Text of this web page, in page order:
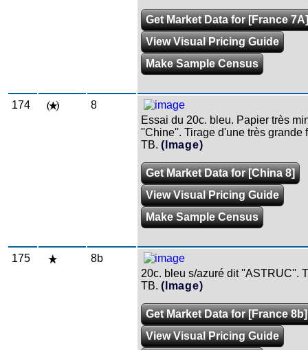
Get Market Data for [France 7A]
View Visual Pricing Guide
Make Sample Census
174
8
Essai du 20c. bleu. Papier très
''Chine''. Tirage d'une très grande
TB. (Image)
Get Market Data for [China 8]
View Visual Pricing Guide
Make Sample Census
175
8b
20c. bleu s/azuré dit ''ASTRUC''.
TB. (Image)
Get Market Data for [France 8b]
View Visual Pricing Guide